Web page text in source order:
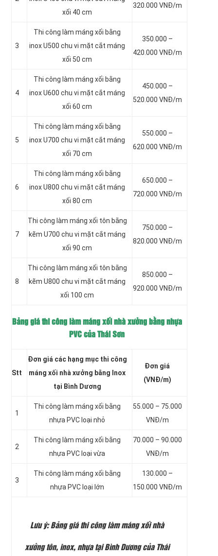
xối 40 cm
320.000 VNĐ/m
3
Thi công làm máng xối bằng
inoxU500 chu vi mặt cắt máng
xối 50 cm
350.000 –
420.000 VNĐ/m
4
Thi công làm máng xối bằng
inoxU600 chu vi mặt cắt máng
xối 60 cm
450.000 –
520.000 VNĐ/m
5
Thi công làm máng xối bằng
inoxU700 chu vi mặt cắt máng
xối 70 cm
550.000 –
620.000 VNĐ/m
6
Thi công làm máng xối bằng
inoxU800 chu vi mặt cắt máng
xối 80 cm
650.000 –
720.000 VNĐ/m
7
Thi công làm máng xối tôn bằng
kẽm U700 chu vi mặt cắt máng
xối 90 cm
750.000 –
820.000 VNĐ/m
8
Thi công làm máng xối tôn bằng
kẽm U800 chu vi mặt cắt máng
xối 100 cm
850.000 –
920.000 VNĐ/m
Bảng giá thi công làm máng xối nhà xưởng bằng nhựa
PVC của Thái Sơn
Stt
Đơn giá các hạng mục thi công
máng xối nhà xưởng bằng Inox
tại Bình Dương
Đơn giá
(VNĐ/m)
1
Thi công làm máng xối bằng
nhựa PVC loại nhỏ
55.000 – 75.000
VNĐ/m
2
Thi công làm máng xối bằng
nhựa PVC loại vừa
70.000 – 90.000
VNĐ/m
3
Thi công làm máng xối bằng
nhựa PVC loại lớn
130.000 –
150.000 VNĐ/m
Lưu ý: Bảng giá thi công làm máng xối nhà
xưởng tôn, inox, nhựa tại Bình Dương của Thái